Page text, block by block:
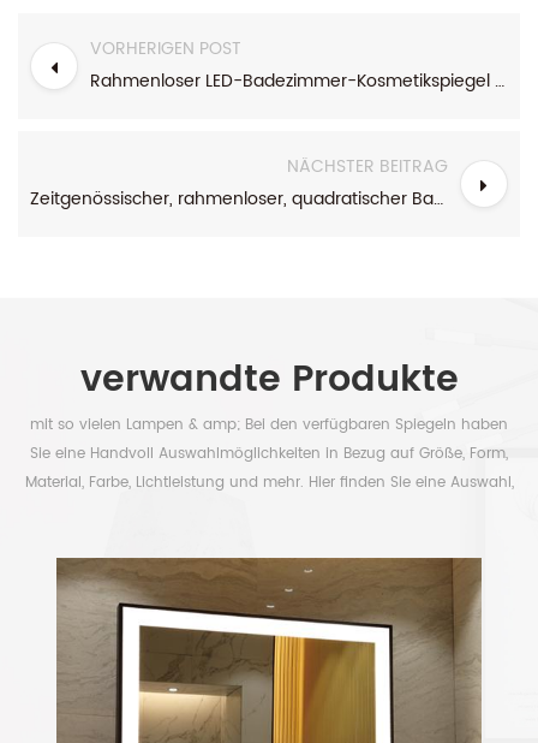
VORHERIGEN POST
Rahmenloser LED-Badezimmer-Kosmetikspiegel zur Wandmontage mit Beleuchtung
NÄCHSTER BEITRAG
Zeitgenössischer, rahmenloser, quadratischer Badezimmerspiegel mit LED-Beleuchtung
verwandte Produkte
mit so vielen Lampen & amp; Bei den verfügbaren Spiegeln haben
Sie eine Handvoll Auswahlmöglichkeiten in Bezug auf Größe, Form,
Material, Farbe, Lichtleistung und mehr. Hier finden Sie eine Auswahl,